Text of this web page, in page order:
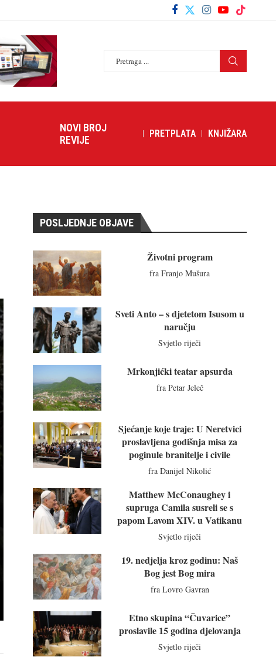
NOVI BROJ
REVIJE
PRETPLATA KNJIŽARA
POSLJEDNJE OBJAVE
Životni program
fra Franjo Mušura
Sveti Anto – s djetetom Isusom u
naručju
Svjetlo riječi
Mrkonjićki teatar apsurda
fra Petar Jeleč
Sjećanje koje traje: U Neretvici
proslavljena godišnja misa za
poginule branitelje i civile
fra Danijel Nikolić
Matthew McConaughey i
supruga Camila susreli se s
papom Lavom XIV. u Vatikanu
Svjetlo riječi
19. nedjelja kroz godinu: Naš
Bog jest Bog mira
fra Lovro Gavran
Etno skupina “Čuvarice”
proslavile 15 godina djelovanja
Svjetlo riječi